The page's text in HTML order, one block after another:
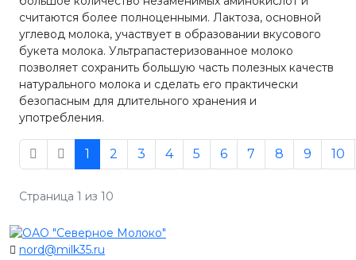
считаются более полноценными. Лактоза, основной
углевод молока, участвует в образовании вкусового
букета молока. Ультрапастеризованное молоко
позволяет сохранить большую часть полезных качеств
натурального молока и сделать его практически
безопасным для длительного хранения и
употребления.
1 2 3 4 5 6 7 8 9 10
Страница 1 из 10
nord@milk35.ru